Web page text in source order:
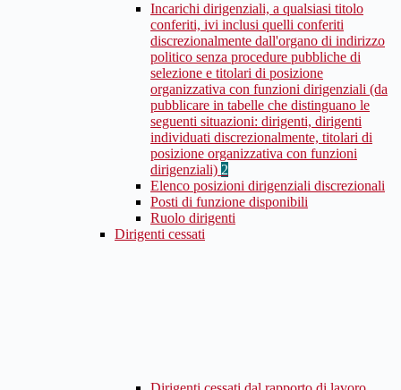
Incarichi dirigenziali, a qualsiasi titolo
conferiti, ivi inclusi quelli conferiti
discrezionalmente dall'organo di indirizzo
politico senza procedure pubbliche di
selezione e titolari di posizione
organizzativa con funzioni dirigenziali (da
pubblicare in tabelle che distinguano le
seguenti situazioni: dirigenti, dirigenti
individuati discrezionalmente, titolari di
posizione organizzativa con funzioni
dirigenziali) 2
Elenco posizioni dirigenziali discrezionali
Posti di funzione disponibili
Ruolo dirigenti
Dirigenti cessati